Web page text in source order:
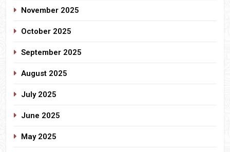
November 2025
October 2025
September 2025
August 2025
July 2025
June 2025
May 2025